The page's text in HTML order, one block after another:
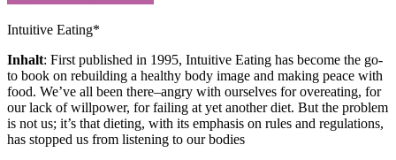
Intuitive Eating*
Inhalt: First published in 1995, Intuitive Eating has become the go-
to book on rebuilding a healthy body image and making peace with
food. We’ve all been there–angry with ourselves for overeating, for
our lack of willpower, for failing at yet another diet. But the problem
is not us; it’s that dieting, with its emphasis on rules and regulations,
has stopped us from listening to our bodies